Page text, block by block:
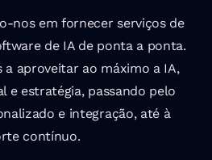
nos em fornecer serviços de
de IA de ponta a ponta.
a aproveitar ao máximo a IA,
e estratégia, passando pelo
e integração, até à
contínuo.